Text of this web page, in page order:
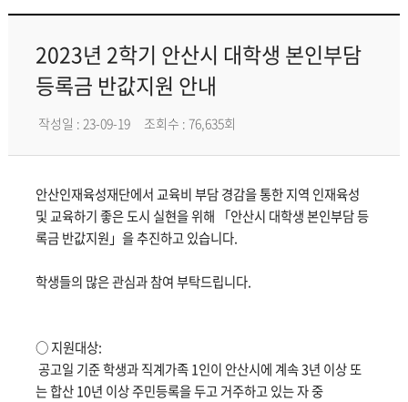
2023년 2학기 안산시 대학생 본인부담
등록금 반값지원 안내
작성일 : 23-09-19 조회수 : 76,635회
안산인재육성재단에서 교육비 부담 경감을 통한 지역 인재육성
및 교육하기 좋은 도시 실현을 위해 「안산시 대학생 본인부담 등
록금 반값지원」​을 추진하고 있습니다.
학생들의 많은 관심과 참여 부탁드립니다.
○ 지원대상:
공고일 기준 학생과 직계가족 1인이 안산시에 계속 3년 이상 또
는 합산 10년 이상 주민등록을 두고 거주하고 있는 자 중